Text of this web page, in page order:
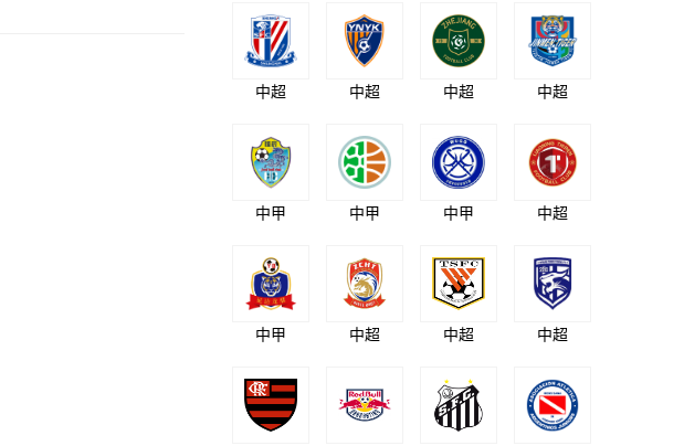
中超 中超 中超 中超
中甲 中甲 中甲 中超
中甲 中超 中超 中超